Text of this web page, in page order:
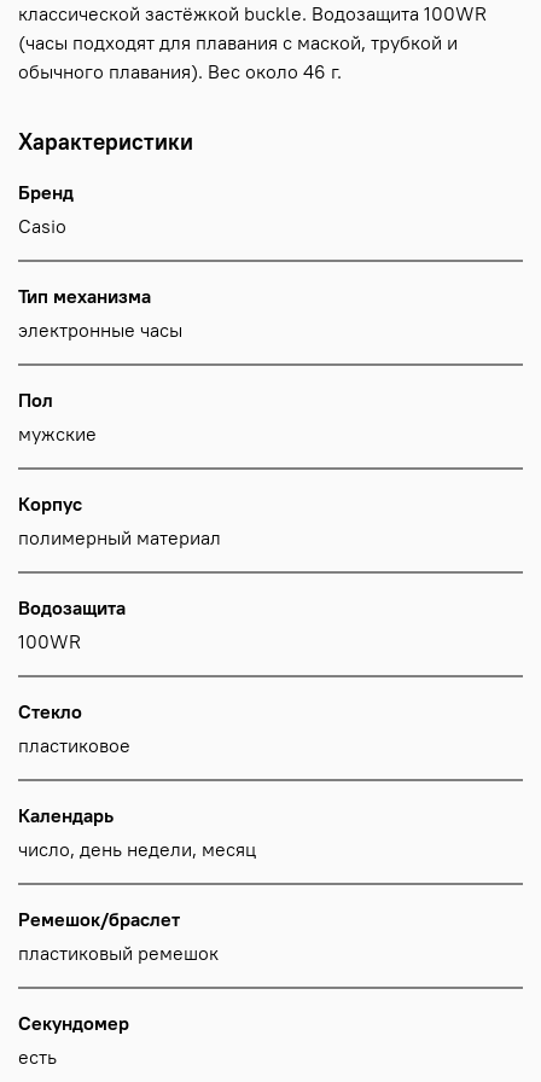
классической застёжкой buckle. Водозащита 100WR
(часы подходят для плавания с маской, трубкой и
обычного плавания). Вес около 46 г.
Характеристики
Бренд
Casio
Тип механизма
электронные часы
Пол
мужские
Корпус
полимерный материал
Водозащита
100WR
Стекло
пластиковое
Календарь
число, день недели, месяц
Ремешок/браслет
пластиковый ремешок
Секундомер
есть